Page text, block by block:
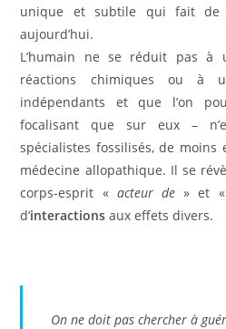
unique et subtile qui fait de
aujourd’hui.
L’humain ne se réduit pas à
réactions chimiques ou à
indépendants et que l’on
focalisant que sur eux –
spécialistes fossilisés, de
médecine allopathique. Il se
corps-esprit « acteur de » et «
d’interactions aux effets divers.
On ne doit pas chercher à